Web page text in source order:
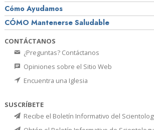
Cómo Ayudamos
CÓMO Mantenerse Saludable
CONTÁCTANOS
¿Preguntas? Contáctanos
Opiniones sobre el Sitio Web
Encuentra una Iglesia
SUSCRÍBETE
Recibe el Boletín Informativo del